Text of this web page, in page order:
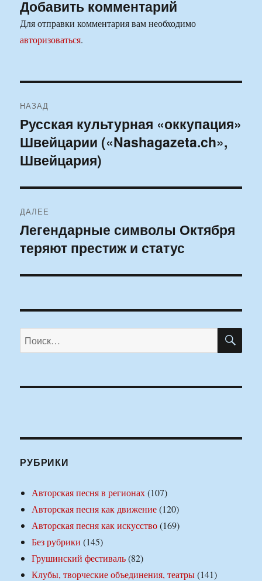
Добавить комментарий
Для отправки комментария вам необходимо
авторизоваться.
по
записям
НАЗАД
Предыдущая
запись:
Русская культурная «оккупация»
Швейцарии («Nashagazeta.ch»,
Швейцария)
ДАЛЕЕ
Следующая
запись:
Легендарные символы Октября
теряют престиж и статус
Искать:
РУБРИКИ
Авторская песня в регионах(107)
Авторская песня как движение(120)
Авторская песня как искусство(169)
Без рубрики (145)
Грушинский фестиваль(82)
Клубы, творческие объединения, театры(141)